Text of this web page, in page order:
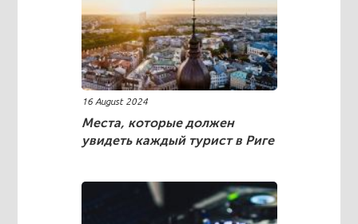
16 August 2024
Места, которые должен
увидеть каждый турист в Риге